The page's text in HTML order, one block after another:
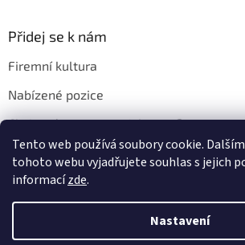
Tento web používá soubory cookie.
tohoto webu vyjadřujete souhlas s jejich
informacízde.
Nastavení
Přidej se k nám
Firemní kultura
Nabízené pozice
Chci u vás pracovat. Jak na to?